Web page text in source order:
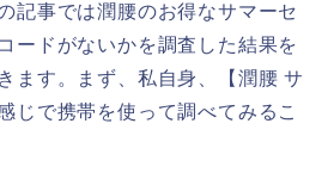
記事では潤腰のお得なサマーセ
ードがないかを調査した結果を
ます。まず、私自身、【潤腰 サ
じで携帯を使って調べてみるこ